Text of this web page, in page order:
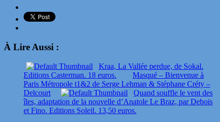
À Lire Aussi :
Kraa, La Vallée perdue, de Sokal.
Editions Casterman. 18 euros.
Masqué – Bienvenue à
Paris Métropole t1&2 de Serge Lehman & Stéphane Créty –
Delcourt
Quand souffle le vent des
îles, adaptation de la nouvelle d’Anatole Le Braz, par Debois
et Fino. Editions Soleil. 13,50 euros.